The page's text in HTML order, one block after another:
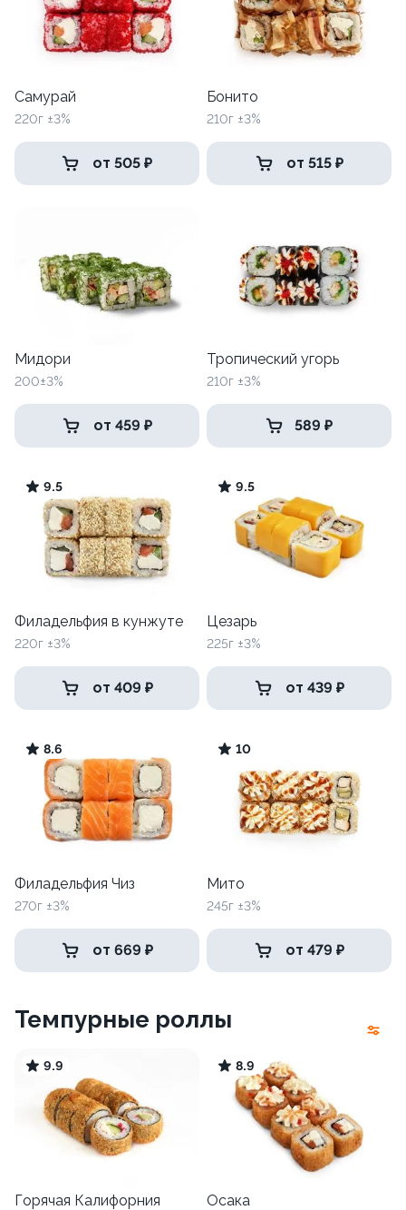
Самурай
220г ±3%
от 505 ₽
Бонито
210г ±3%
от 515 ₽
Мидори
200±3%
от 459 ₽
Тропический угорь
210г ±3%
589 ₽
9.5
Филадельфия в кунжуте
220г ±3%
от 409 ₽
9.5
Цезарь
225г ±3%
от 439 ₽
8.6
Филадельфия Чиз
270г ±3%
от 669 ₽
10
Мито
245г ±3%
от 479 ₽
Темпурные роллы
9.9
Горячая Калифорния
8.9
Осака